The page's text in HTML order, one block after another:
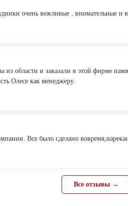
очень вежливые , внимательные и
области и заказали в этой фирме
Олесе как менеджеру.
Все было сделано
Все отзывы →